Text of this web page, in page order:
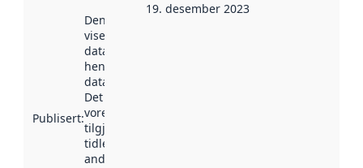
Publisert:
Denne datoen
viser når
datasettet vart
henta inn av
data.norge.no.
Det kan ha
vore
tilgjengeleg
tidlegare
andre stader.
19. desember 2023